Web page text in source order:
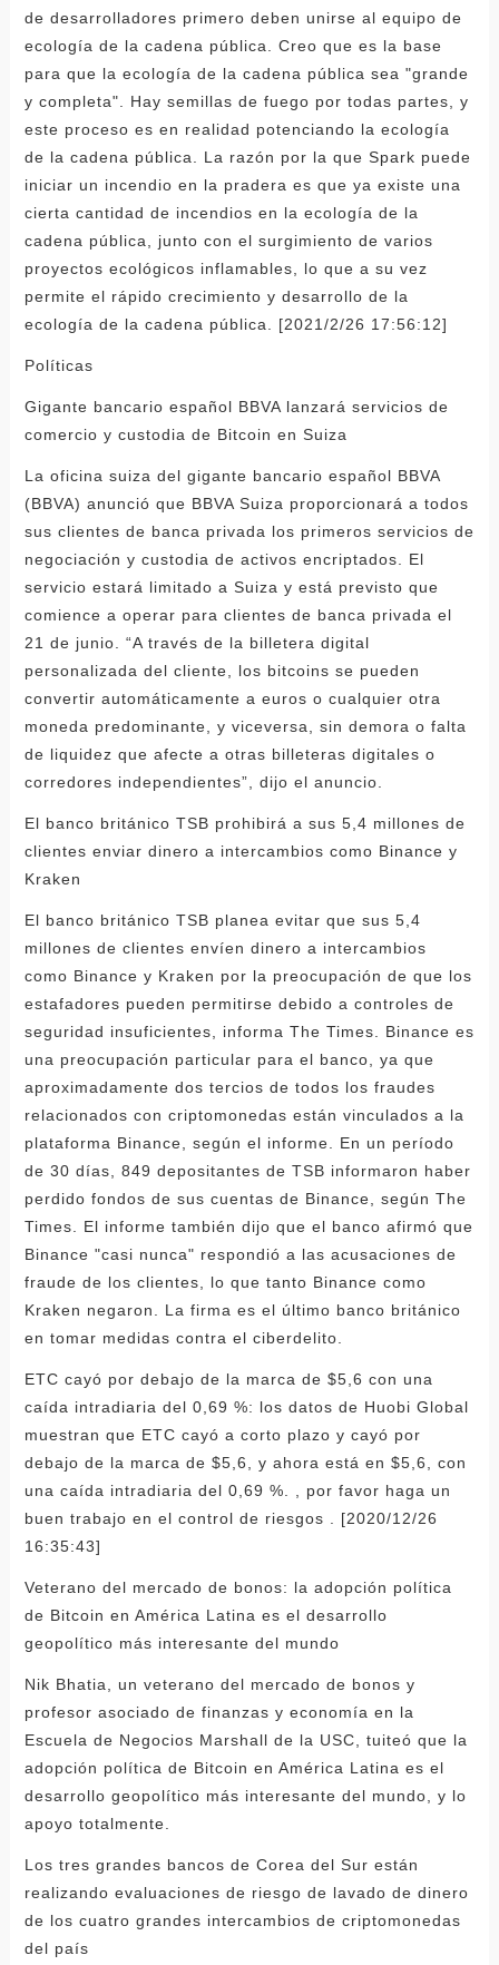
de desarrolladores primero deben unirse al equipo de
ecología de la cadena pública. Creo que es la base
para que la ecología de la cadena pública sea "grande
y completa". Hay semillas de fuego por todas partes, y
este proceso es en realidad potenciando la ecología
de la cadena pública. La razón por la que Spark puede
iniciar un incendio en la pradera es que ya existe una
cierta cantidad de incendios en la ecología de la
cadena pública, junto con el surgimiento de varios
proyectos ecológicos inflamables, lo que a su vez
permite el rápido crecimiento y desarrollo de la
ecología de la cadena pública. [2021/2/26 17:56:12]
Políticas
Gigante bancario español BBVA lanzará servicios de
comercio y custodia de Bitcoin en Suiza
La oficina suiza del gigante bancario español BBVA
(BBVA) anunció que BBVA Suiza proporcionará a todos
sus clientes de banca privada los primeros servicios de
negociación y custodia de activos encriptados. El
servicio estará limitado a Suiza y está previsto que
comience a operar para clientes de banca privada el
21 de junio. “A través de la billetera digital
personalizada del cliente, los bitcoins se pueden
convertir automáticamente a euros o cualquier otra
moneda predominante, y viceversa, sin demora o falta
de liquidez que afecte a otras billeteras digitales o
corredores independientes”, dijo el anuncio.
El banco británico TSB prohibirá a sus 5,4 millones de
clientes enviar dinero a intercambios como Binance y
Kraken
El banco británico TSB planea evitar que sus 5,4
millones de clientes envíen dinero a intercambios
como Binance y Kraken por la preocupación de que los
estafadores pueden permitirse debido a controles de
seguridad insuficientes, informa The Times. Binance es
una preocupación particular para el banco, ya que
aproximadamente dos tercios de todos los fraudes
relacionados con criptomonedas están vinculados a la
plataforma Binance, según el informe. En un período
de 30 días, 849 depositantes de TSB informaron haber
perdido fondos de sus cuentas de Binance, según The
Times. El informe también dijo que el banco afirmó que
Binance "casi nunca" respondió a las acusaciones de
fraude de los clientes, lo que tanto Binance como
Kraken negaron. La firma es el último banco británico
en tomar medidas contra el ciberdelito.
ETC cayó por debajo de la marca de $5,6 con una
caída intradiaria del 0,69 %: los datos de Huobi Global
muestran que ETC cayó a corto plazo y cayó por
debajo de la marca de $5,6, y ahora está en $5,6, con
una caída intradiaria del 0,69 %. , por favor haga un
buen trabajo en el control de riesgos . [2020/12/26
16:35:43]
Veterano del mercado de bonos: la adopción política
de Bitcoin en América Latina es el desarrollo
geopolítico más interesante del mundo
Nik Bhatia, un veterano del mercado de bonos y
profesor asociado de finanzas y economía en la
Escuela de Negocios Marshall de la USC, tuiteó que la
adopción política de Bitcoin en América Latina es el
desarrollo geopolítico más interesante del mundo, y lo
apoyo totalmente.
Los tres grandes bancos de Corea del Sur están
realizando evaluaciones de riesgo de lavado de dinero
de los cuatro grandes intercambios de criptomonedas
del país